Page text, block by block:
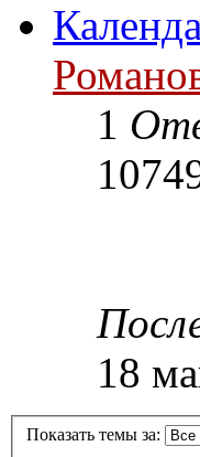
1
18
Показать темы за: